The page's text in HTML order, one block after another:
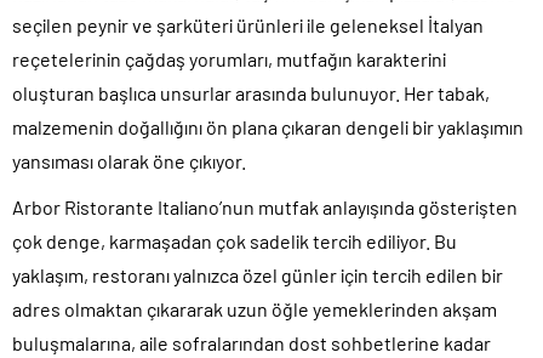
seçilen peynir ve şarküteri ürünleri ile geleneksel İtalyan
reçetelerinin çağdaş yorumları, mutfağın karakterini
oluşturan başlıca unsurlar arasında bulunuyor. Her tabak,
malzemenin doğallığını ön plana çıkaran dengeli bir yaklaşımın
yansıması olarak öne çıkıyor.
Arbor Ristorante Italiano’nun mutfak anlayışında gösterişten
çok denge, karmaşadan çok sadelik tercih ediliyor. Bu
yaklaşım, restoranı yalnızca özel günler için tercih edilen bir
adres olmaktan çıkararak uzun öğle yemeklerinden akşam
buluşmalarına, aile sofralarından dost sohbetlerine kadar